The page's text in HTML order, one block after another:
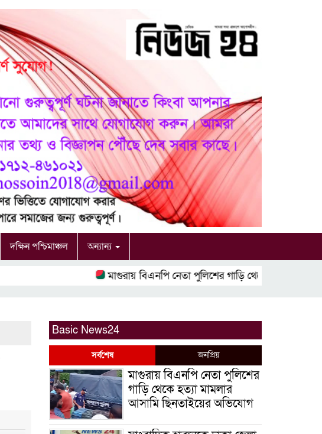
দক্ষিন পশ্চিমাঞ্চল অন্যান্য
মাগুরায় বিএনপি নেতা পুলিশের গাড়ি থেকে হত্যা মামলার
Basic News24
সর্বশেষ জনপ্রিয়
মাগুরায় বিএনপি নেতা পুলিশের
গাড়ি থেকে হত্যা মামলার
আসামি ছিনতাইয়ের অভিযোগ